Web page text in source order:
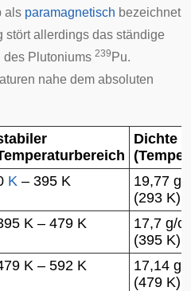
als paramagnetisch bezeichnet
stört allerdings das ständige
des Plutoniums 239 Pu.
nahe dem absoluten
Dichte
K – 395 K
19,77 g/
(293 K)
K – 479 K
17,7 g/
(395 K)
K – 592 K
17,14 g/
(479 K)